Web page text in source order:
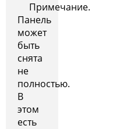
Примечание.
Панель
может
быть
снята
не
полностью.
В
этом
есть